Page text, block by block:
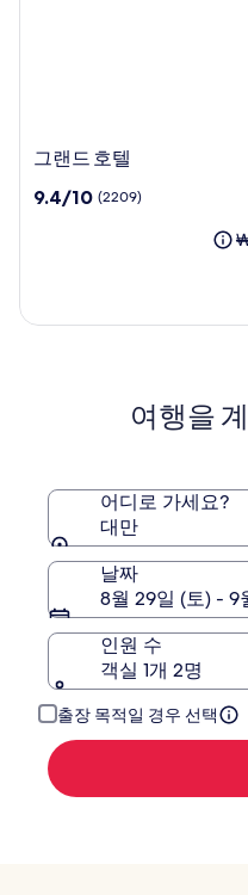
그
드
그랜드 호텔
10
점,
9.4/10 (2209)
요
금
주
여행을
어디로 가세요?
대만
날짜
8월 29일 (토) - 9
인원 수
객실 1개 2명
출장 목적일 경우 선택